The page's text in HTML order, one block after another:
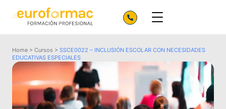
Home > Cursos > SSCE0022 – INCLUSIÓN ESCOLAR CON NECESIDADES
EDUCATIVAS ESPECIALES